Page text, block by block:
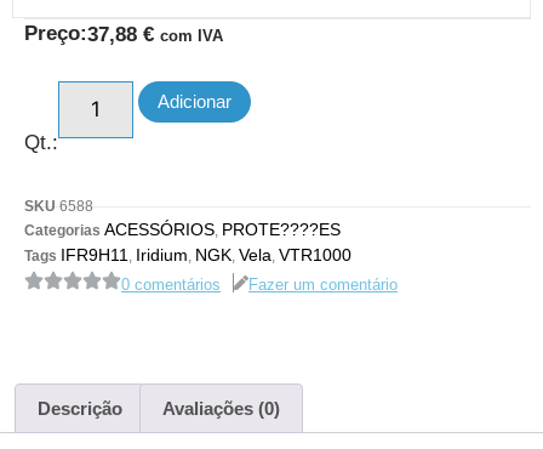
Preço:37,88 € com IVA
Qt.:
Adicionar
SKU 6588
Categorias ACESSÓRIOS PROTE????ES
Tags IFR9H11 Iridium NGK Vela VTR1000
0 comentários Fazer um comentário
Descrição Avaliações (0)